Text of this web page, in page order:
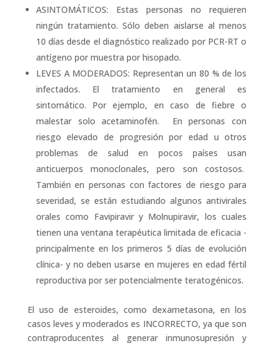
ASINTOMÁTICOS: Estas personas no requieren
ningún tratamiento. Sólo deben aislarse al menos
10 días desde el diagnóstico realizado por PCR-RT o
antígeno por muestra por hisopado.
LEVES A MODERADOS: Representan un 80 % de los
infectados. El tratamiento en general es
sintomático. Por ejemplo, en caso de fiebre o
malestar solo acetaminofén. En personas con
riesgo elevado de progresión por edad u otros
problemas de salud en pocos países usan
anticuerpos monoclonales, pero son costosos.
También en personas con factores de riesgo para
severidad, se están estudiando algunos antivirales
orales como Favipiravir y Molnupiravir, los cuales
tienen una ventana terapéutica limitada de eficacia -
principalmente en los primeros 5 días de evolución
clínica- y no deben usarse en mujeres en edad fértil
reproductiva por ser potencialmente teratogénicos.
El uso de esteroides, como dexametasona, en los
casos leves y moderados es INCORRECTO, ya que son
contraproducentes al generar inmunosupresión y